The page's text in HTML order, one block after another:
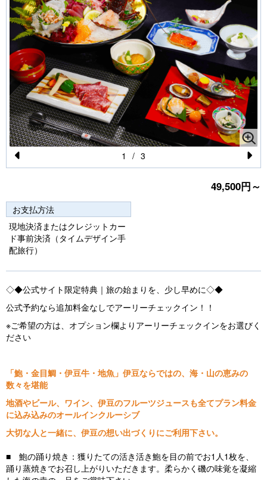
Pr
vi
o
u
s
N
e
1 / 3
49,500円～
お支払方法
現地決済またはクレジットカー
ド事前決済（タイムデザイン手
配旅行）
◇◆公式サイト限定特典｜旅の始まりを、少し早めに◇◆
公式予約なら追加料金なしでアーリーチェックイン！！
※ご希望の方は、オプション欄よりアーリーチェックインをお選びく
ださい
「鮑・金目鯛・伊豆牛・地魚」伊豆ならではの、海・山の恵みの
数々を堪能
地酒やビール、ワイン、伊豆のフルーツジュースも全てプラン料金
に込み込みのオールインクルーシブ
大切な人と一緒に、伊豆の想い出づくりにご利用下さい。
■ 鮑の踊り焼き：獲りたての活き活き鮑を目の前でお1人1枚を、
踊り蒸焼きでお召し上がりいただきます。柔らかく磯の味覚を凝縮